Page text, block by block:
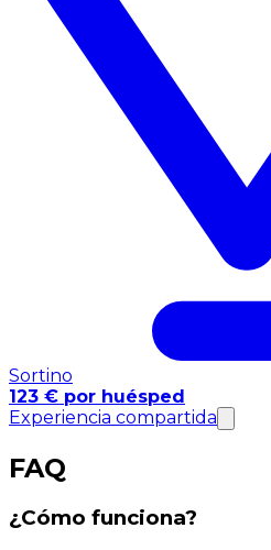
Sortino
123 € por huésped
Experiencia compartida
FAQ
¿Cómo funciona?